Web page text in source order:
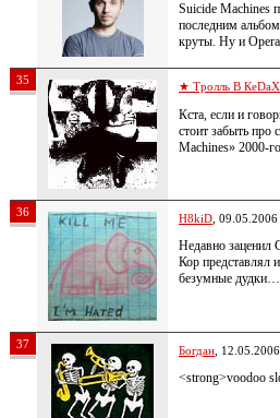
Suicide Machines
последним
круты. Ну и
35 ★ Тролль В
Кста, если и
стоит забыть про
Machines» 2000-
36 H8kiD ,
Недавно заценил
Кор представлял
безумные
37 Богдан ,
<strong>voodoo